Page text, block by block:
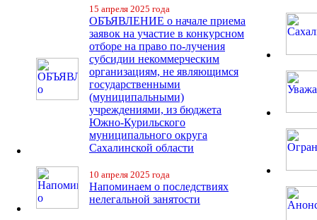
15 апреля 2025 года
ОБЪЯВЛЕНИЕ о начале приема
заявок на участие в конкурсном
отборе на право по-лучения
субсидии некоммерческим
организациям, не являющимся
государственными
(муниципальными)
учреждениями, из бюджета
Южно-Курильского
муниципального округа
Сахалинской области
10 апреля 2025 года
Напоминаем о последствиях
нелегальной занятости